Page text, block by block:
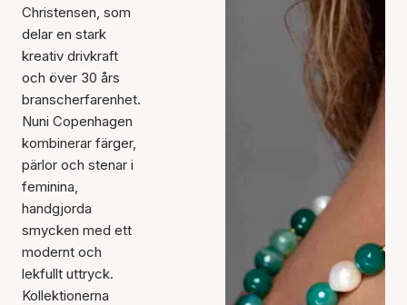
Christensen, som
delar en stark
kreativ drivkraft
och över 30 års
branscherfarenhet.
Nuni Copenhagen
kombinerar färger,
pärlor och stenar i
feminina,
handgjorda
smycken med ett
modernt och
lekfullt uttryck.
Kollektionerna